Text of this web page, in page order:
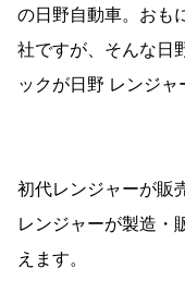
の日野自動車。おも
社ですが、そんな日
ックが日野 レンジャ
初代レンジャーが販
レンジャーが製造・
えます。